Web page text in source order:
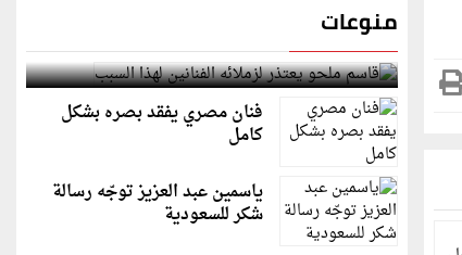
منوعات
قاسم ملحو يعتذر لزملائه الفنانين لهذا السبب
فنان مصري يفقد بصره بشكل
كامل
ياسمين عبد العزيز توجّه رسالة
شكر للسعودية